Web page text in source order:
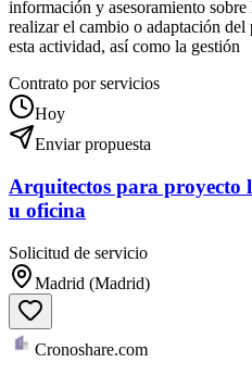
información y asesoramiento sobre
realizar el cambio o adaptación
esta actividad, así como la gestión
Contrato por servicios
Hoy
Enviar propuesta
Arquitectos para proyecto
u oficina
Solicitud de servicio
Madrid (Madrid)
Cronoshare.com